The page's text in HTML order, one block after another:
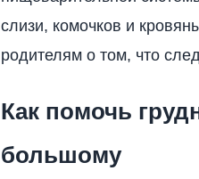
слизи, комочков и
родителям о том, что
Как помочь
большому